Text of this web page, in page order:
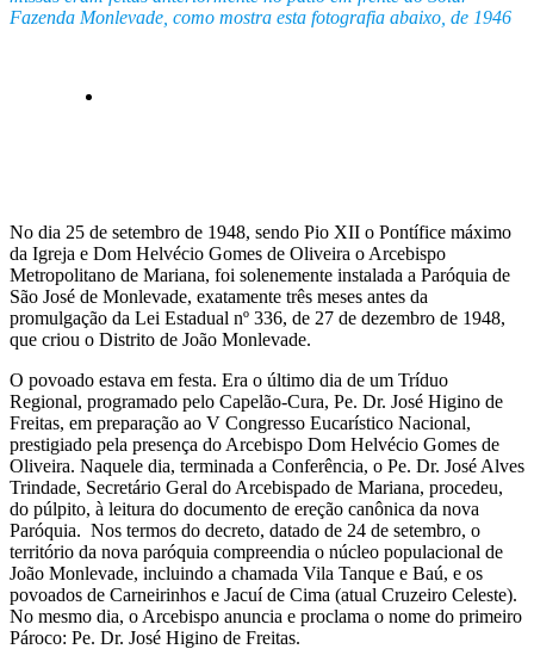
Fazenda Monlevade, como mostra esta fotografia abaixo, de 1946
No dia 25 de setembro de 1948, sendo Pio XII o Pontífice máximo
da Igreja e Dom Helvécio Gomes de Oliveira o Arcebispo
Metropolitano de Mariana, foi solenemente instalada a Paróquia de
São José de Monlevade, exatamente três meses antes da
promulgação da Lei Estadual nº 336, de 27 de dezembro de 1948,
que criou o Distrito de João Monlevade.
O povoado estava em festa. Era o último dia de um Tríduo
Regional, programado pelo Capelão-Cura, Pe. Dr. José Higino de
Freitas, em preparação ao V Congresso Eucarístico Nacional,
prestigiado pela presença do Arcebispo Dom Helvécio Gomes de
Oliveira. Naquele dia, terminada a Conferência, o Pe. Dr. José Alves
Trindade, Secretário Geral do Arcebispado de Mariana, procedeu,
do púlpito, à leitura do documento de ereção canônica da nova
Paróquia. Nos termos do decreto, datado de 24 de setembro, o
território da nova paróquia compreendia o núcleo populacional de
João Monlevade, incluindo a chamada Vila Tanque e Baú, e os
povoados de Carneirinhos e Jacuí de Cima (atual Cruzeiro Celeste).
No mesmo dia, o Arcebispo anuncia e proclama o nome do primeiro
Pároco: Pe. Dr. José Higino de Freitas.